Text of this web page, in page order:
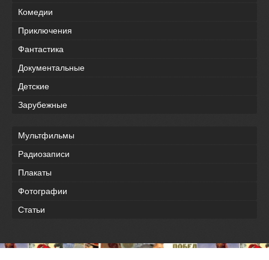
Комедии
Приключения
Фантастика
Документальные
Детские
Зарубежные
Мультфильмы
Радиозаписи
Плакаты
Фотографии
Статьи